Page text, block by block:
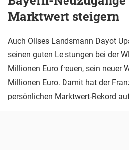
Marktwert steigern
Auch Olises Landsmann Dayot
seinen guten Leistungen bei der
Millionen Euro freuen, sein neuer
Millionen Euro. Damit hat der
persönlichen Marktwert-Rekord